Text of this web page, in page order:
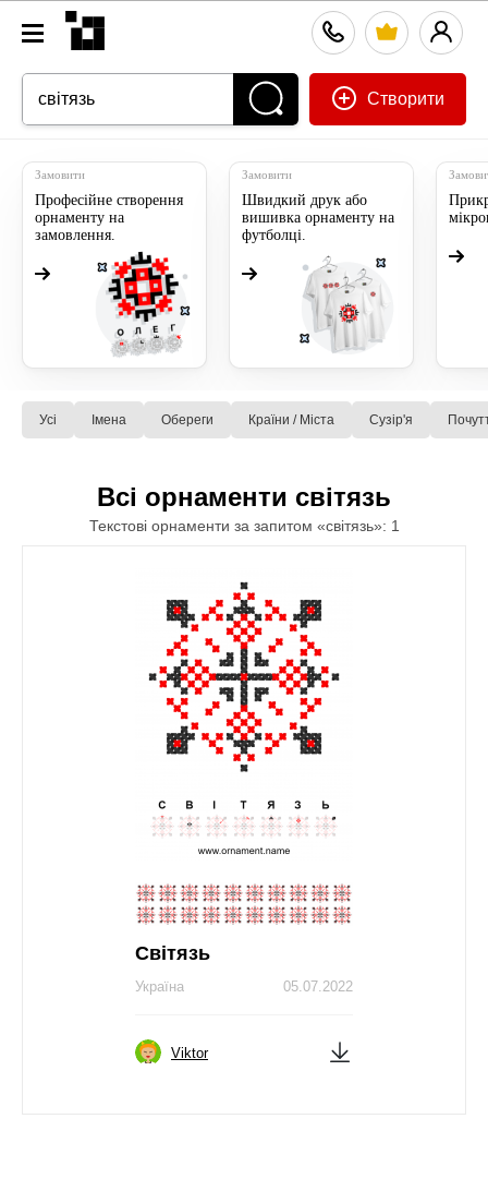
Створити
Замовити
Професійне створення
орнаменту на
замовлення.
Замовити
Швидкий друк або
вишивка орнаменту на
футболці.
Усі Імена Обереги Країни / Міста Сузiр'я
Всі орнаменти світязь
Текстові орнаменти за запитом «світязь»: 1
Світязь
05.07.2022
Україна
Viktor